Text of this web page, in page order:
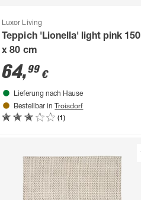
Luxor Living
Teppich 'Lionella' light pink 150
x 80 cm
64,99 €
Lieferung nach Hause
Bestellbar in Troisdorf
(1)